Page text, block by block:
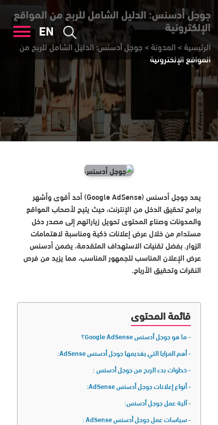
EN
جوجل أدسنس: الدليل الشامل للربح من المواقع
الإلكترونية
الرئيسية> المدونة> جوجل أدسنس: الدليل الشامل للربح من
المواقع الإلكترونية
يعد جوجل أدسنس (Google AdSense) أحد أقوى وأشهر
برامج تحقيق الدخل من الإنترنت، حيث يتيح لأصحاب المواقع
والمدونات وصناع المحتوى تحويل زياراتهم إلى مصدر دخل
مستدام من خلال عرض إعلانات ذكية ومناسبة لاهتمامات
الزوار. بفضل تقنيات الاستهداف المتقدمة، يضمن أدسنس
عرض الإعلان المناسب للجمهور المناسب، مما يزيد من فرص
النقرات وتحقيق الأرباح.
قائمة المحتوى
ما هو جوجل أدسنس Google AdSense؟
أهم المزايا التي يقديمها جوجل أدسنس AdSense:
خطوات بدء الربح من جوجل أدسنس :
أنواع إعلانات جوجل أدسنس AdSense:
آلية عمل جوجل أدسنس:
سياسات عمل جوجل أدسنس AdSense :